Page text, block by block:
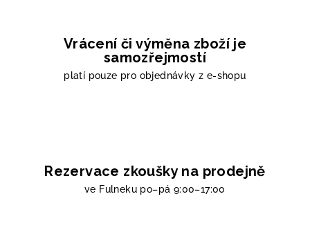
Vrácení či výměna zboží je
samozřejmostí
platí pouze pro objednávky z e-shopu
Rezervace zkoušky na prodejně
ve Fulneku po–pá 9:00–17:00